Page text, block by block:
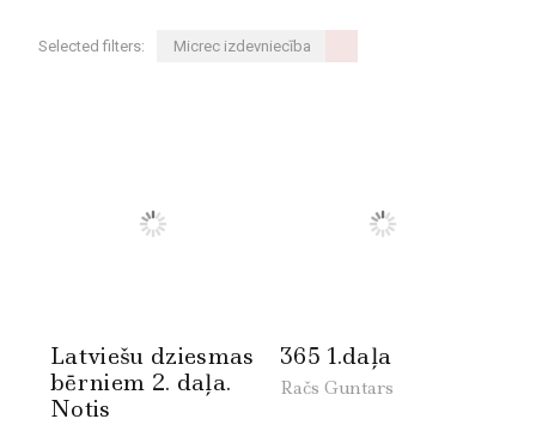
Selected filters: Micrec izdevniecība
Latviešu dziesmas
bērniem 2. daļa.
Notis
365 1.daļa
Račs Guntars